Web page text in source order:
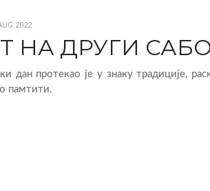
НА ДРУГИ
дан протекао је у знаку традиције,
памтити.